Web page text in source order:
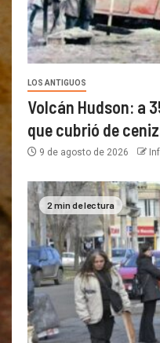
LOS ANTIGUOS
Volcán Hudson: a
que cubrió de
9 de agosto de 2026
2 min de lectura